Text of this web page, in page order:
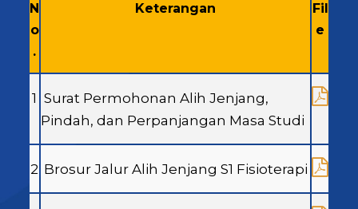
N
o
.
Keterangan
Fil
e
1 Surat Permohonan Alih Jenjang,
Pindah, dan Perpanjangan Masa Studi
2 Brosur Jalur Alih Jenjang S1 Fisioterapi